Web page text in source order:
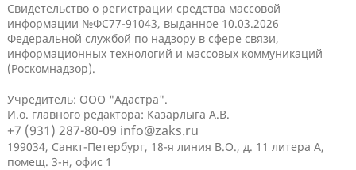
Свидетельство о регистрации средства массовой
информации №ФС77-91043, выданное 10.03.2026
Федеральной службой по надзору в сфере связи,
информационных технологий и массовых коммуникаций
(Роскомнадзор).
Учредитель: ООО "Адастра".
И.о. главного редактора: Казарлыга А.В.
+7 (931) 287-80-09 info@zaks.ru
199034, Санкт-Петербург, 18-я линия В.О., д. 11 литера А,
помещ. 3-н, офис 1